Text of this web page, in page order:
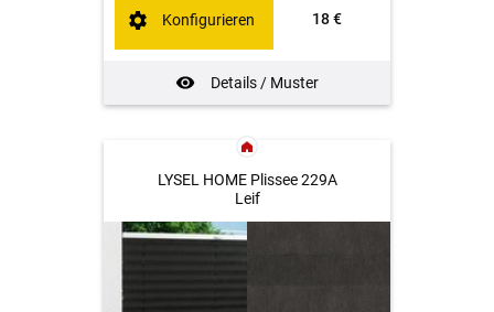
18 €
Details / Muster
Konfigurieren
LYSEL HOME Plissee 229A
Leif